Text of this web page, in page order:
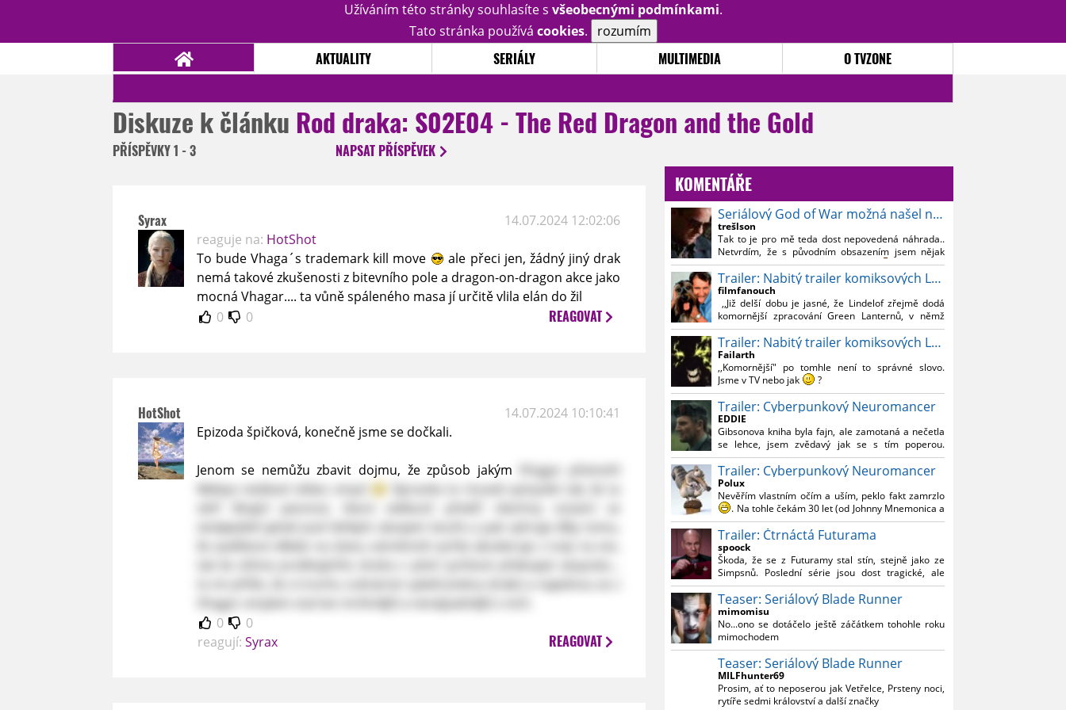
Užíváním této stránky souhlasíte s všeobecnými podmínkami.
Tato stránka používá cookies. rozumím
AKTUALITY SERIÁLY MULTIMEDIA O TVZONE
Diskuze k článku Rod draka: S02E04 - The Red Dragon and the Gold
PŘÍSPĚVKY1 - 3 NAPSAT PŘÍSPĚVEK
Syrax
14.07.2024 12:02:06
reaguje na: HotShot
To bude Vhaga´s trademark kill move
ale přeci jen, žádný jiný drak
nemá takové zkušenosti z bitevního pole a dragon-on-dragon akce jako
mocná Vhagar.... ta vůně spáleného masa jí určitě vlila elán do žil
0
0 REAGOVAT
HotShot
14.07.2024 10:10:41
Epizoda špičková, konečně jsme se dočkali.
Jenom se nemůžu zbavit dojmu, že způsob jakým
Vhagar přemohl
Meleys nedával vůbec smysl
nenápadně vytratí
Vhagar omylem stal ten mrštnější a nenápadnější z nich.
0
0
reagují: Syrax REAGOVAT
KOMENTÁŘE
Seriálový God of War možná našel nového Kratose
trešlson
Tak to je pro mě teda dost nepovedená náhrada..
Netvrdím, že s původním obsazením jsem nějak
souznil, ale Bautistu fakt nemusim..
Trailer: Nabitý trailer komiksových Lanterns
filmfanouch
,,Již delší dobu je jasné, že Lindelof zřejmě dodá
komornější zpracování Green Lanternů, v němž
nebude moc prostoru na vesmírné blbnutí, o to více
se ovšem bude moci nová adaptace odprostit třeba
od filmového Green Lanterna s Ryanem
Reynoldsem.´´ Co je na tom nesrozumitelného?
Trailer: Nabitý trailer komiksových Lanterns
Failarth
,,Komornější" po tomhle není to správné slovo.
Jsme v TV nebo jak
?
Nebál bych se říct, že to vypadá skvěle jak po
stránce kvantity materiálu, tak i formou.
Výběr Ulricha Tomsena pro mě velké překvapení a
velmi zajímavá volba bravo.
Chandler je lepší a lepší s každou novou scénou.
Komiksy to mají ted´těžké, paradoxně tomu škodí
to všechno kolem (DC nebo MCU to je buřt) , ale
nezasloužilo by si to zářez jen kvůli tomu. Držím
tomu palce.
Trailer: Cyberpunkový Neuromancer
EDDIE
Gibsonova kniha byla fajn, ale zamotaná a nečetla
se lehce, jsem zvědavý jak se s tím poperou.
Grafický román jsem nevěděl, že existuje.
Trailer: Cyberpunkový Neuromancer
Polux
Nevěřím vlastním očím a uším, peklo fakt zamrzlo
. Na tohle čekám 30 let (od Johnny Mnemonica a
tehdejšího zjištění z časopisů, kdo je to Gibson a co
je jeho debutová kniha zač), přičemž 25 let (od
Matrixu, který pojem cyberpunk dostal do
povědomí i obyčejného diváka a nikoliv fanouška
žánru) marně doufám, že si po řadě "duchovních
nástupců", kteří přišli poté (Ghost In The Shell, Alita:
Battle Angel, Altered Carbon, Blade Runner 2049,
Cyberpunk 2077, atd.), někdo konečně vzpomene i
na bibli cyberpunku, se kterou to všechno začalo.
Teď už nezbývá nic jiného než se tiše modlit a
doufat, že to bude stát za to
. Plus kudos za
sázku na seriál a nikoliv film, snad tvůrci tu výsadu
násobně větší stopáže náležitě využijí.
Trailer: Čtrnáctá Futurama
spoock
Škoda, že se z Futuramy stal stín, stejně jako ze
Simpsnů. Poslední série jsou dost tragické, ale
třeba se objeví nějaký zajímavý scénárista.
Nedávno začala vycházet nová řada Ricka a
Mortyho a já z úžasem zjistil, že se na to dá opět
koukat.
Teaser: Seriálový Blade Runner
mimomisu
No...ono se dotáčelo ještě záčátkem tohohle roku
mimochodem
Teaser: Seriálový Blade Runner
MILFhunter69
Prosim, ať to neposerou jak Vetřelce, Prsteny noci,
rytíře sedmi království a další značky